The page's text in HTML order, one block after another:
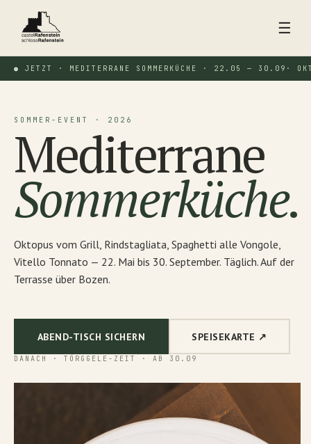
☰
● JETZT · MEDITERRANE SOMMERKÜCHE · 22.05 — 30.09 ·
SOMMER-EVENT · 2026
Mediterrane
Sommerküche.
Oktopus vom Grill, Rindstagliata, Spaghetti alle Vongole,
Vitello Tonnato — 22. Mai bis 30. September. Täglich. Auf der
Terrasse über Bozen.
ABEND-TISCH SICHERN SPEISEKARTE ↗︎
DANACH · TÖRGGELE-ZEIT · AB 30.09